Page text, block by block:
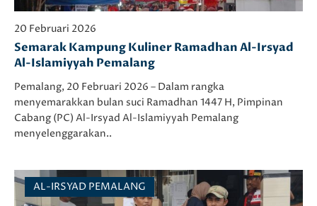
20 Februari 2026
Semarak Kampung Kuliner Ramadhan Al-Irsyad
Al-Islamiyyah Pemalang
Pemalang, 20 Februari 2026 – Dalam rangka
menyemarakkan bulan suci Ramadhan 1447 H, Pimpinan
Cabang (PC) Al-Irsyad Al-Islamiyyah Pemalang
menyelenggarakan..
AL-IRSYAD PEMALANG